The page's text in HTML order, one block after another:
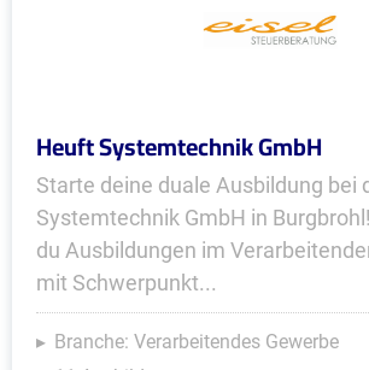
Heuft Systemtechnik GmbH
Starte deine duale Ausbildung bei
Systemtechnik GmbH in
du Ausbildungen im
mit Schwerpunkt...
Branche: Verarbeitendes Gewerbe